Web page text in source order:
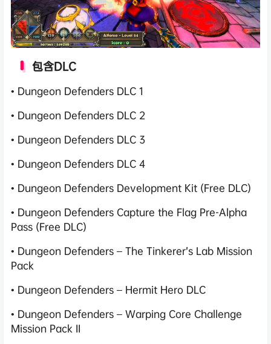
包含DLC
• Dungeon Defenders DLC 1
• Dungeon Defenders DLC 2
• Dungeon Defenders DLC 3
• Dungeon Defenders DLC 4
• Dungeon Defenders Development Kit (Free DLC)
• Dungeon Defenders Capture the Flag Pre-Alpha
Pass (Free DLC)
• Dungeon Defenders – The Tinkerer’s Lab Mission
Pack
• Dungeon Defenders – Hermit Hero DLC
• Dungeon Defenders – Warping Core Challenge
Mission Pack II